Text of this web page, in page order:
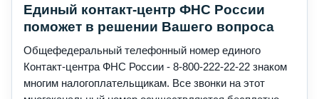
Единый контакт-центр ФНС России
поможет в решении Вашего вопроса
Общефедеральный телефонный номер единого
Контакт-центра ФНС России - 8-800-222-22-22 знаком
многим налогоплательщикам. Все звонки на этот